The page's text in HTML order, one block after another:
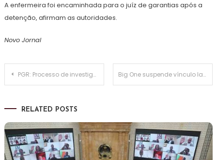
A enfermeira foi encaminhada para o juíz de garantias após a
detenção, afirmam as autoridades.
Novo Jornal
Navegação
PGR: Processo de investigação a Joel Leonardo entrou na fase de instrução preparatória Big One suspende vínculo laboral com 380 funcionários após encerramento do estabelecimento pelo Tribunal a pedido do BCI
RELATED POSTS